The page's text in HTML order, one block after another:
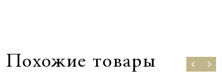
Похожие товары